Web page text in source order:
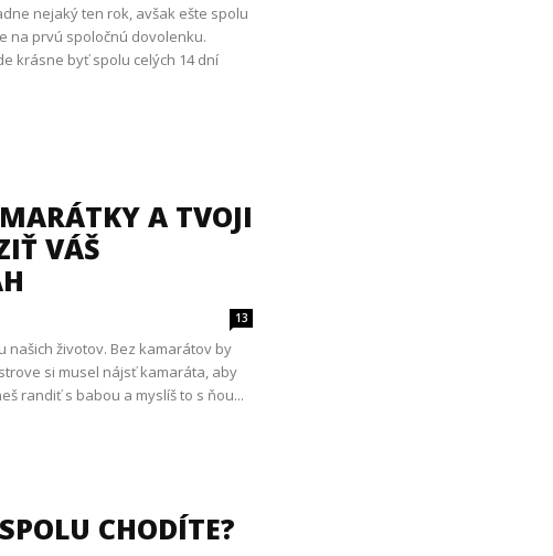
nejaký ten rok, avšak ešte spolu
na prvú spoločnú dovolenku.
krásne byť spolu celých 14 dní
A TVOJI
VÁŠ
13
našich životov. Bez kamarátov by
si musel nájsť kamaráta, aby
randiť s babou a myslíš to s ňou...
CHODÍTE?